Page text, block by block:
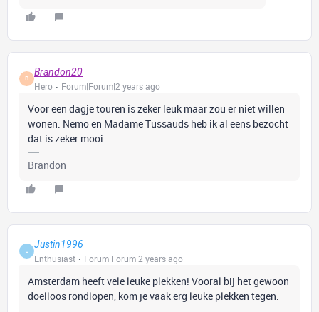
B
Brandon20
Hero
Forum|Forum|2 years ago
Voor een dagje touren is zeker leuk maar zou er niet willen
wonen. Nemo en Madame Tussauds heb ik al eens bezocht
dat is zeker mooi.
Brandon
J
Justin1996
Enthusiast
Forum|Forum|2 years ago
Amsterdam heeft vele leuke plekken! Vooral bij het gewoon
doelloos rondlopen, kom je vaak erg leuke plekken tegen.